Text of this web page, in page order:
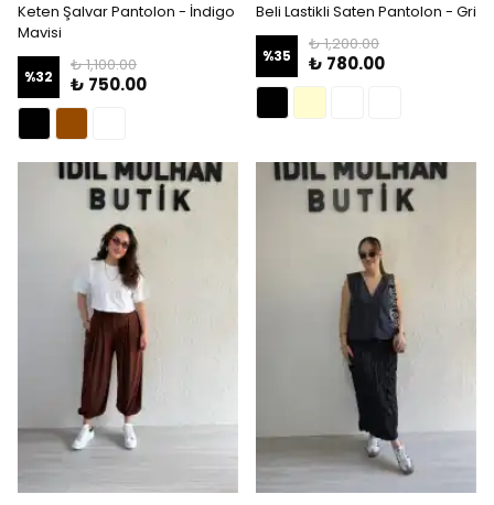
Keten Şalvar Pantolon - İndigo
Mavisi
%32
₺ 1,100.00
₺ 750.00
Beli Lastikli Saten Pantolon - Gri
%35
₺ 1,200.00
₺ 780.00